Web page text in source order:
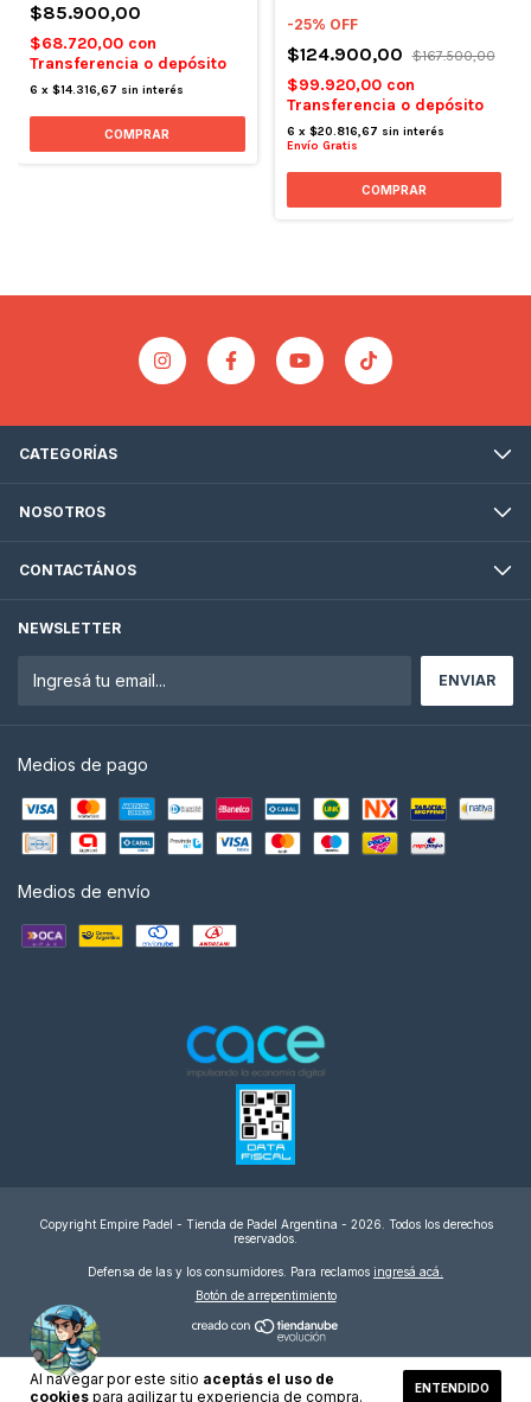
Al navegar por este sitio aceptás el uso de
cookies para agilizar tu experiencia de compra. ENTENDIDO
$85.900,00
$68.720,00 con
Transferencia o depósito
6 x $14.316,67 sin interés
COMPRAR
-25% OFF
$124.900,00 $167.500,00
$99.920,00 con
Transferencia o depósito
6 x $20.816,67 sin interés
Envío Gratis
COMPRAR
CATEGORÍAS
NOSOTROS
CONTACTÁNOS
NEWSLETTER
Medios de pago
Medios de envío
Copyright Empire Padel - Tienda de Padel Argentina - 2026. Todos los derechos
reservados.
Defensa de las y los consumidores. Para reclamos ingresá acá.
Botón de arrepentimiento